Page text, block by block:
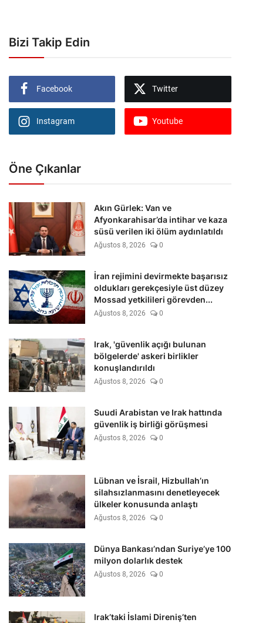
Bizi Takip Edin
Facebook Twitter
Instagram Youtube
Öne Çıkanlar
Akın Gürlek: Van ve
Afyonkarahisar’da intihar ve kaza
süsü verilen iki ölüm aydınlatıldı
Ağustos 8, 2026 0
İran rejimini devirmekte başarısız
oldukları gerekçesiyle üst düzey
Mossad yetkilileri görevden...
Ağustos 8, 2026 0
Irak, 'güvenlik açığı bulunan
bölgelerde' askeri birlikler
konuşlandırıldı
Ağustos 8, 2026 0
Suudi Arabistan ve Irak hattında
güvenlik iş birliği görüşmesi
Ağustos 8, 2026 0
Lübnan ve İsrail, Hizbullah’ın
silahsızlanmasını denetleyecek
ülkeler konusunda anlaştı
Ağustos 8, 2026 0
Dünya Bankası’ndan Suriye’ye 100
milyon dolarlık destek
Ağustos 8, 2026 0
Irak’taki İslami Direniş’ten